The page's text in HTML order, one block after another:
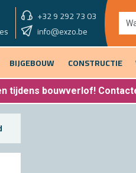
+32 9 292 73 03
info@exzo.be
BIJGEBOUW CONSTRUCTIE
tijdens bouwverlof!